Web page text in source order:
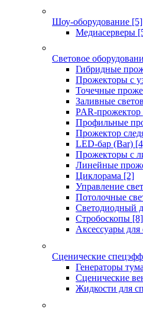
Шоу-оборудование [5]
Медиасерверы
Световое
Гибридные
Прожекторы с
Точечные
Заливные
PAR-прожектор
Профильные
Прожектор
LED-бар (Bar)
Прожекторы с
Линейные
Циклорама [2]
Управление
Потолочные
Светодиодный
Стробоскопы [8]
Аксессуары для
Сценические
Генераторы
Сценические
Жидкости для